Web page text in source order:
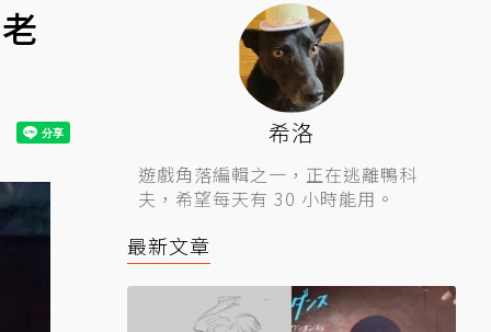
希洛
遊戲角落編輯之一，正在逃離鴨科
夫，希望每天有 30 小時能用。
最新文章